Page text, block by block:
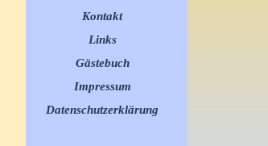
Kontakt
Links
Gästebuch
Impressum
Datenschutzerklärung